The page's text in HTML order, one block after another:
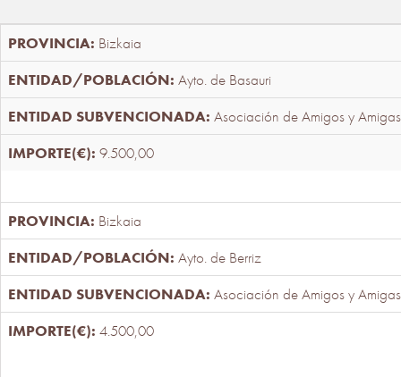
Bizkaia
Ayto. de Basauri
Asociación de Amigos y
9.500,00
Bizkaia
Ayto. de Berriz
Asociación de Amigos y
4.500,00